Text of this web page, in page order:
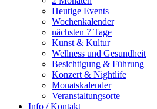
Heutige Events
Wochenkalender
nächsten 7 Tage
Kunst & Kultur
Wellness und Gesundheit
Besichtigung & Führung
Konzert & Nightlife
Monatskalender
Veranstaltungsorte
Info / Kontakt